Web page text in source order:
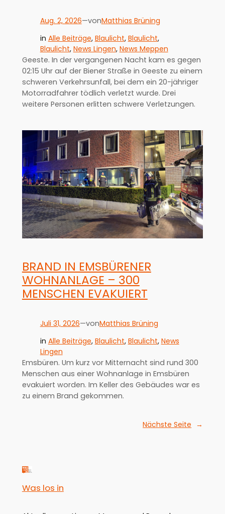
Aug. 2, 2026—vonMatthias Brüning
in Alle Beiträge, Blaulicht, Blaulicht,
Blaulicht, News Lingen, News Meppen
Geeste. In der vergangenen Nacht kam es gegen
02:15 Uhr auf der Biener Straße in Geeste zu einem
schweren Verkehrsunfall, bei dem ein 20-jähriger
Motorradfahrer tödlich verletzt wurde. Drei
weitere Personen erlitten schwere Verletzungen.
BRAND IN EMSBÜRENER
WOHNANLAGE – 300
MENSCHEN EVAKUIERT
Juli 31, 2026—vonMatthias Brüning
in Alle Beiträge, Blaulicht, Blaulicht, News
Lingen
Emsbüren. Um kurz vor Mitternacht sind rund 300
Menschen aus einer Wohnanlage in Emsbüren
evakuiert worden. Im Keller des Gebäudes war es
zu einem Brand gekommen.
Nächste Seite →
Was los in